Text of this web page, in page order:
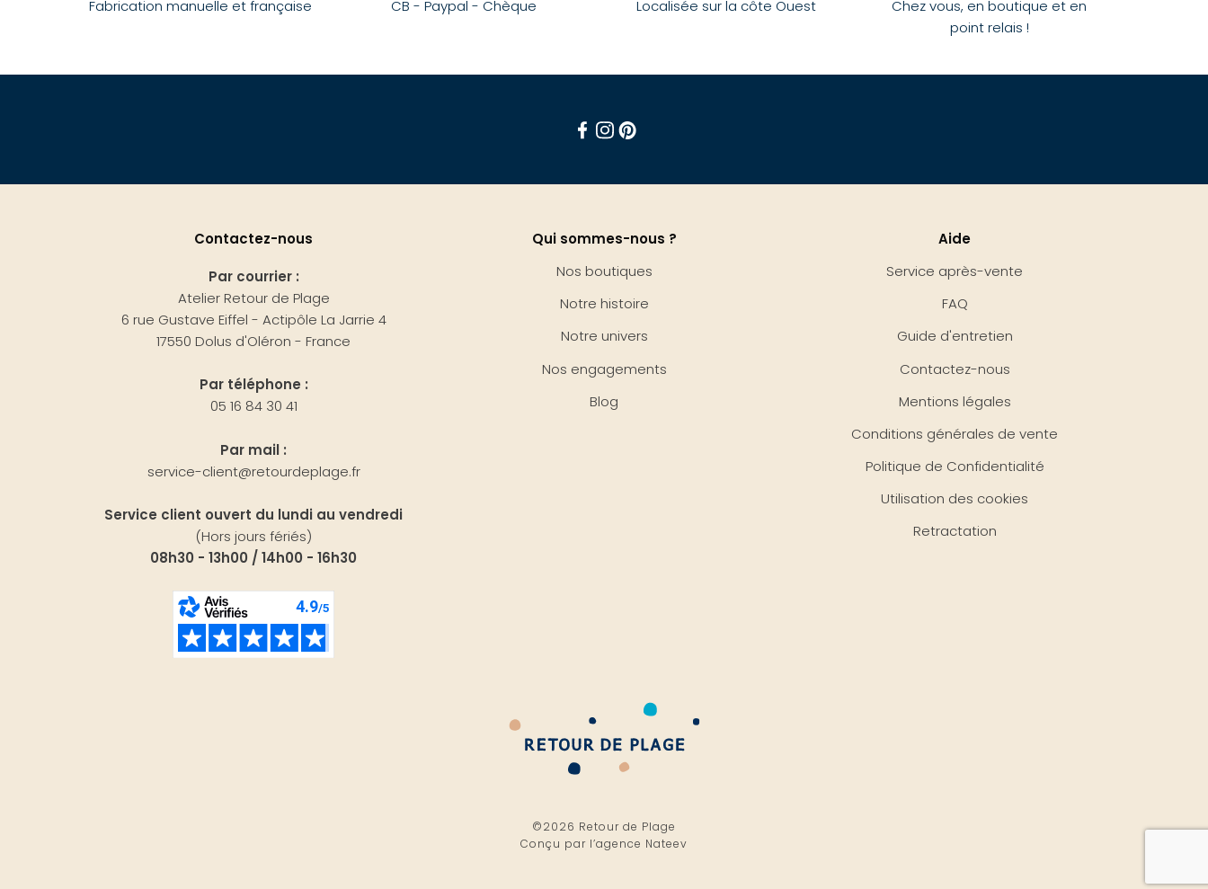
Fabrication manuelle et française
CB - Paypal - Chèque
Localisée sur la côte Ouest
Chez vous, en boutique et en
point relais !
Contactez-nous
Par courrier :
Atelier Retour de Plage
6 rue Gustave Eiffel - Actipôle La Jarrie 4
17550 Dolus d'Oléron - France
Par téléphone :
05 16 84 30 41
Par mail :
service-client@retourdeplage.fr
Service client ouvert du lundi au vendredi
(Hors jours fériés)
08h30 - 13h00 / 14h00 - 16h30
Qui sommes-nous ?
Nos boutiques
Notre histoire
Notre univers
Nos engagements
Blog
Aide
Service après-vente
FAQ
Guide d'entretien
Contactez-nous
Mentions légales
Conditions générales de vente
Politique de Confidentialité
Utilisation des cookies
Retractation
©2026 Retour de Plage
Conçu par l’agence Nateev